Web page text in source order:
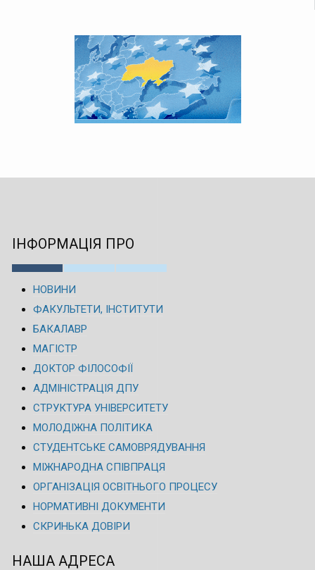
ІНФОРМАЦІЯ ПРО
НОВИНИ
ФАКУЛЬТЕТИ, ІНСТИТУТИ
БАКАЛАВР
МАГІСТР
ДОКТОР ФІЛОСОФІЇ
АДМІНІСТРАЦІЯ ДПУ
СТРУКТУРА УНІВЕРСИТЕТУ
МОЛОДІЖНА ПОЛІТИКА
СТУДЕНТСЬКЕ САМОВРЯДУВАННЯ
МІЖНАРОДНА СПІВПРАЦЯ
ОРГАНІЗАЦІЯ ОСВІТНЬОГО ПРОЦЕСУ
НОРМАТИВНІ ДОКУМЕНТИ
СКРИНЬКА ДОВІРИ
НАША АДРЕСА